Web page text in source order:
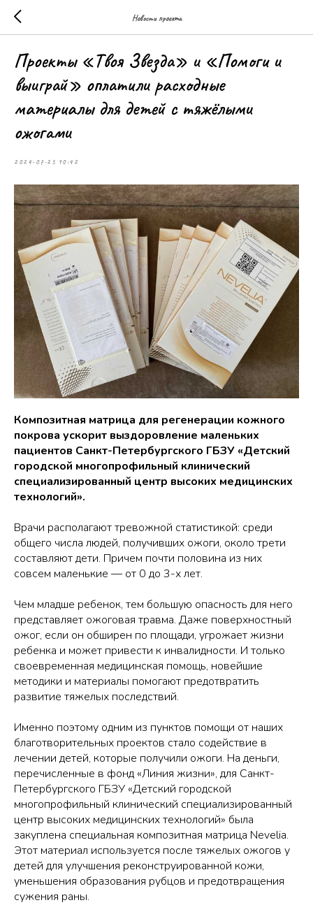
Новости проекта
Проекты «Твоя Звезда» и «Помоги и
выиграй» оплатили расходные
материалы для детей с тяжёлыми
ожогами
2024-07-25 10:42
Композитная матрица для регенерации кожного
покрова ускорит выздоровление маленьких
пациентов Санкт-Петербургского ГБЗУ «Детский
городской многопрофильный клинический
специализированный центр высоких медицинских
технологий».
Врачи располагают тревожной статистикой: среди
общего числа людей, получивших ожоги, около трети
составляют дети. Причем почти половина из них
совсем маленькие — от 0 до 3-х лет.
Чем младше ребенок, тем большую опасность для него
представляет ожоговая травма. Даже поверхностный
ожог, если он обширен по площади, угрожает жизни
ребенка и может привести к инвалидности. И только
своевременная медицинская помощь, новейшие
методики и материалы помогают предотвратить
развитие тяжелых последствий.
Именно поэтому одним из пунктов помощи от наших
благотворительных проектов стало содействие в
лечении детей, которые получили ожоги. На деньги,
перечисленные в фонд «Линия жизни», для Санкт-
Петербургского ГБЗУ «Детский городской
многопрофильный клинический специализированный
центр высоких медицинских технологий» была
закуплена специальная композитная матрица Nevelia.
Этот материал используется после тяжелых ожогов у
детей для улучшения реконструированной кожи,
уменьшения образования рубцов и предотвращения
сужения раны.